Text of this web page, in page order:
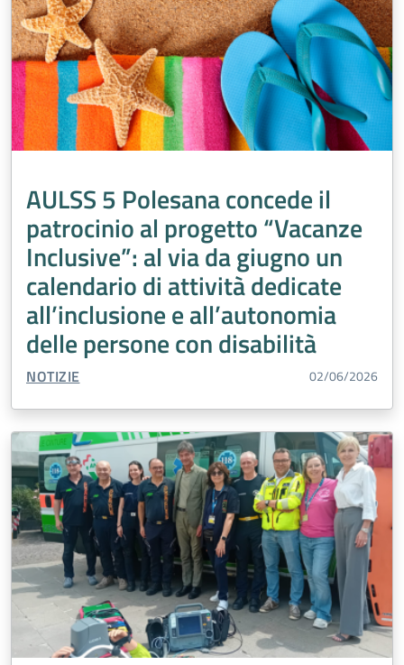
AULSS 5 Polesana concede il
patrocinio al progetto “Vacanze
Inclusive”: al via da giugno un
calendario di attività dedicate
all’inclusione e all’autonomia
delle persone con disabilità
TIPO CONTENUTO:
NOTIZIE 02/06/2026